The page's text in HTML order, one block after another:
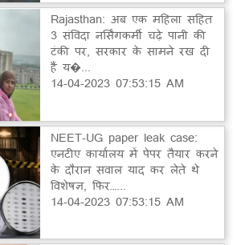
Rajasthan: अब एक महिला सहित
3 संविदा नर्सिंगकर्मी चढ़े पानी की
टंकी पर, सरकार के सामने रख दी
हैं य�...
14-04-2023 07:53:15 AM
NEET-UG paper leak case:
एनटीए कार्यालय में पेपर तैयार करने
के दौरान सवाल याद कर लेते थे
विशेषज्ञ, फिर…...
14-04-2023 07:53:15 AM